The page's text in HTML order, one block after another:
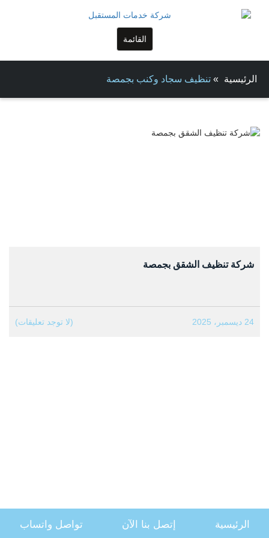
القائمة
الرئيسية » تنظيف سجاد وكنب بجمصة
شركة تنظيف الشقق بجمصة
24 ديسمبر، 2025 (لا توجد تعليقات)
الرئيسية إتصل بنا الآن تواصل واتساب